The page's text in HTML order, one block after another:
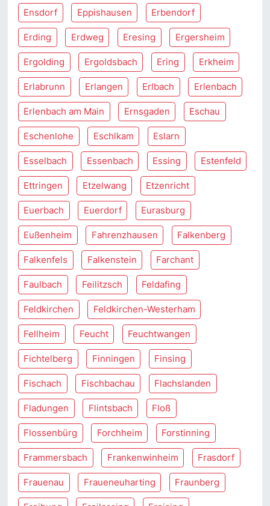
Ensdorf Eppishausen Erbendorf
Erding Erdweg Eresing Ergersheim
Ergolding Ergoldsbach Ering Erkheim
Erlabrunn Erlangen Erlbach Erlenbach
Erlenbach am Main Ernsgaden Eschau
Eschenlohe Eschlkam Eslarn
Esselbach Essenbach Essing Estenfeld
Ettringen Etzelwang Etzenricht
Euerbach Euerdorf Eurasburg
Eußenheim Fahrenzhausen Falkenberg
Falkenfels Falkenstein Farchant
Faulbach Feilitzsch Feldafing
Feldkirchen Feldkirchen-Westerham
Fellheim Feucht Feuchtwangen
Fichtelberg Finningen Finsing
Fischach Fischbachau Flachslanden
Fladungen Flintsbach Floß
Flossenbürg Forchheim Forstinning
Frammersbach Frankenwinheim Frasdorf
Frauenau Fraueneuharting Fraunberg